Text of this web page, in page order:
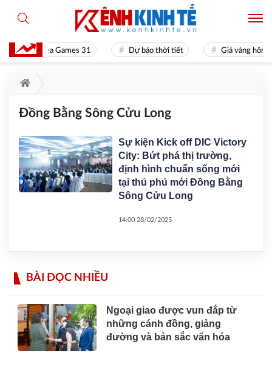
Sea Games 31 Dự báo thời tiết Giá vàng hôm
Đồng Bằng Sông Cửu Long
Sự kiện Kick off DIC Victory
City: Bứt phá thị trường,
định hình chuẩn sống mới
tại thủ phủ mới Đồng Bằng
Sông Cửu Long
14:00 28/02/2025
BÀI ĐỌC NHIỀU
Ngoại giao được vun đắp từ
những cánh đồng, giảng
đường và bản sắc văn hóa